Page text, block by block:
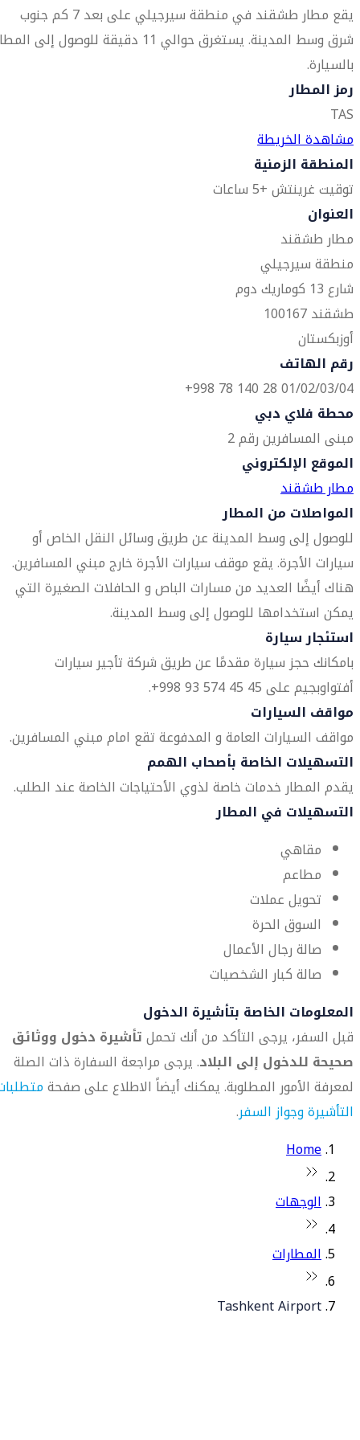
يقع مطار طشقند في منطقة سيرجيلي على بعد 7 كم جنوب
شرق وسط المدينة. يستغرق حوالي 11 دقيقة للوصول إلى
بالسيارة.
رمز المطار
TAS
مشاهدة الخريطة
المنطقة الزمنية
توقيت غرينتش +5 ساعات
العنوان
مطار طشقند
منطقة سيرجيلي
شارع 13 كوماريك دوم
طشقند 100167
أوزبكستان
رقم الهاتف
01/02/03/04 28 140 78 998+
محطة فلاي دبي
مبنى المسافرين رقم 2
الموقع الإلكتروني
مطار طشقند
المواصلات من المطار
للوصول إلى وسط المدينة عن طريق وسائل النقل الخاص أو
سيارات الأجرة. يقع موقف سيارات الأجرة خارج مبني المسافرين.
هناك أيضًا العديد من مسارات الباص و الحافلات الصغيرة التي
يمكن استخدامها للوصول إلى وسط المدينة.
استئجار سيارة
بامكانك حجز سيارة مقدمًا عن طريق شركة تأجير سيارات
أفتواوبجيم على 45 45 574 93 998+.
مواقف السيارات
مواقف السيارات العامة و المدفوعة تقع امام مبني المسافرين.
التسهيلات الخاصة بأصحاب الهمم
يقدم المطار خدمات خاصة لذوي الأحتياجات الخاصة عند الطلب.
التسهيلات في المطار
مقاهي
مطاعم
تحويل عملات
السوق الحرة
صالة رجال الأعمال
صالة كبار الشخصيات
المعلومات الخاصة بتأشيرة الدخول
قبل السفر، يرجى التأكد من أنك تحملتأشيرة دخول ووثائق
صحيحة للدخول إلى البلاد. يرجى مراجعة السفارة ذات الصلة
لمعرفة الأمور المطلوبة. يمكنك أيضاً الاطلاع على صفحة
التأشيرة وجواز السفر.
Home
الوجهات
المطارات
Tashkent Airport